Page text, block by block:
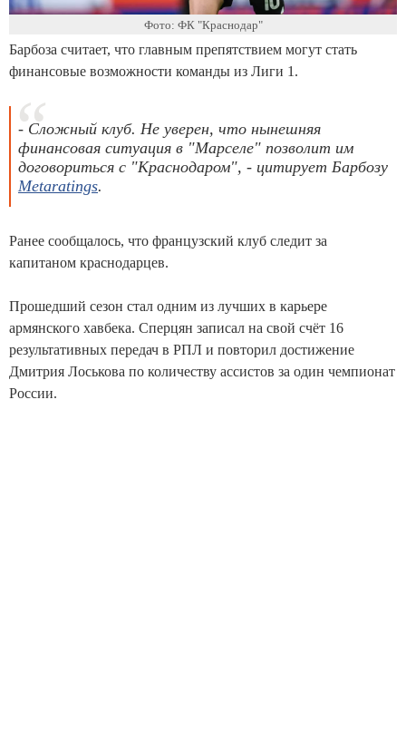
Фото: ФК "Краснодар"
Барбоза считает, что главным препятствием могут стать
финансовые возможности команды из Лиги 1.
- Сложный клуб. Не уверен, что нынешняя
финансовая ситуация в "Марселе" позволит им
договориться с "Краснодаром", - цитирует Барбозу
Metaratings.
Ранее сообщалось, что французский клуб следит за
капитаном краснодарцев.
Прошедший сезон стал одним из лучших в карьере
армянского хавбека. Сперцян записал на свой счёт 16
результативных передач в РПЛ и повторил достижение
Дмитрия Лоськова по количеству ассистов за один чемпионат
России.